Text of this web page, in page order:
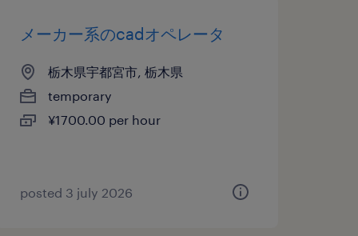
メーカー系のcadオペレータ
栃木県宇都宮市, 栃木県
temporary
¥1700.00 per hour
posted 3 july 2026